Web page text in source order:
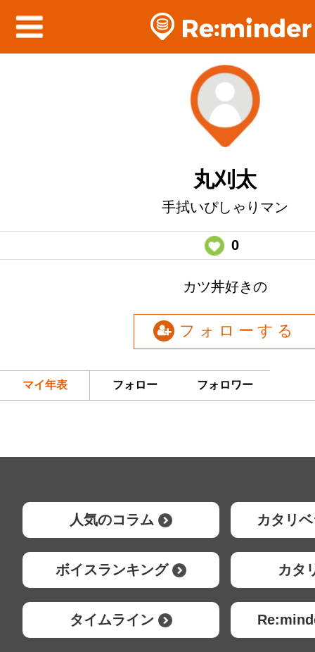
丸刈太
手拭いぴしゃりマン
0
カツ丼好きの
フォローする
マイ年表 フォロー フォロワー
人気のコラム カタリ
ボイスランキング カタ
タイムライン